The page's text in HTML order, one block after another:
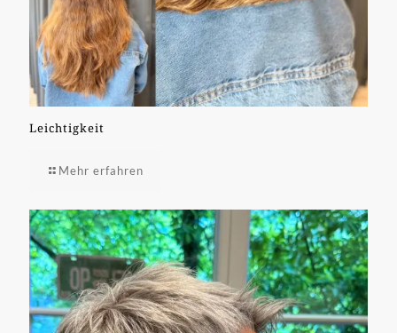
Leichtigkeit
Mehr erfahren